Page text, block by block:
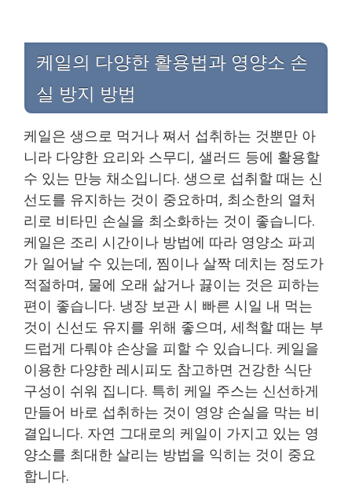
케일의 다양한 활용법과 영양소 손
실 방지 방법
케일은 생으로 먹거나 쪄서 섭취하는 것뿐만 아
니라 다양한 요리와 스무디, 샐러드 등에 활용할
수 있는 만능 채소입니다. 생으로 섭취할 때는 신
선도를 유지하는 것이 중요하며, 최소한의 열처
리로 비타민 손실을 최소화하는 것이 좋습니다.
케일은 조리 시간이나 방법에 따라 영양소 파괴
가 일어날 수 있는데, 찜이나 살짝 데치는 정도가
적절하며, 물에 오래 삶거나 끓이는 것은 피하는
편이 좋습니다. 냉장 보관 시 빠른 시일 내 먹는
것이 신선도 유지를 위해 좋으며, 세척할 때는 부
드럽게 다뤄야 손상을 피할 수 있습니다. 케일을
이용한 다양한 레시피도 참고하면 건강한 식단
구성이 쉬워 집니다. 특히 케일 주스는 신선하게
만들어 바로 섭취하는 것이 영양 손실을 막는 비
결입니다. 자연 그대로의 케일이 가지고 있는 영
양소를 최대한 살리는 방법을 익히는 것이 중요
합니다.